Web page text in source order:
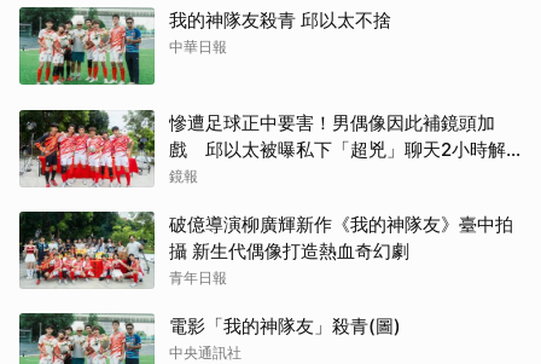
我的神隊友殺青 邱以太不捨
中華日報
慘遭足球正中要害！男偶像因此補鏡頭加
戲 邱以太被曝私下「超兇」聊天2小時解
心結
鏡報
破億導演柳廣輝新作《我的神隊友》臺中拍
攝 新生代偶像打造熱血奇幻劇
青年日報
電影「我的神隊友」殺青(圖)
中央通訊社